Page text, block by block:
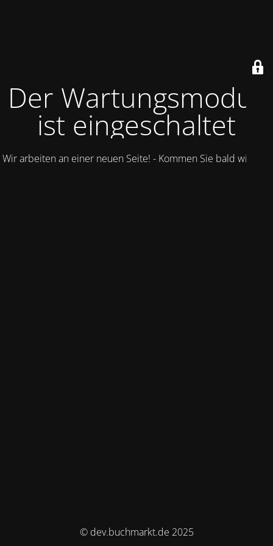
Der Wartungsmodus
ist eingeschaltet
Wir arbeiten an einer neuen Seite! - Kommen Sie bald wieder.
© dev.buchmarkt.de 2025